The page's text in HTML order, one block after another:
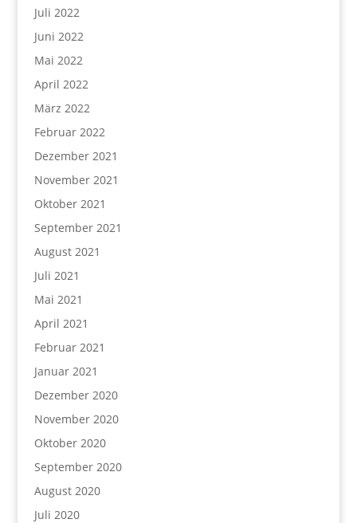
Juli 2022
Juni 2022
Mai 2022
April 2022
März 2022
Februar 2022
Dezember 2021
November 2021
Oktober 2021
September 2021
August 2021
Juli 2021
Mai 2021
April 2021
Februar 2021
Januar 2021
Dezember 2020
November 2020
Oktober 2020
September 2020
August 2020
Juli 2020